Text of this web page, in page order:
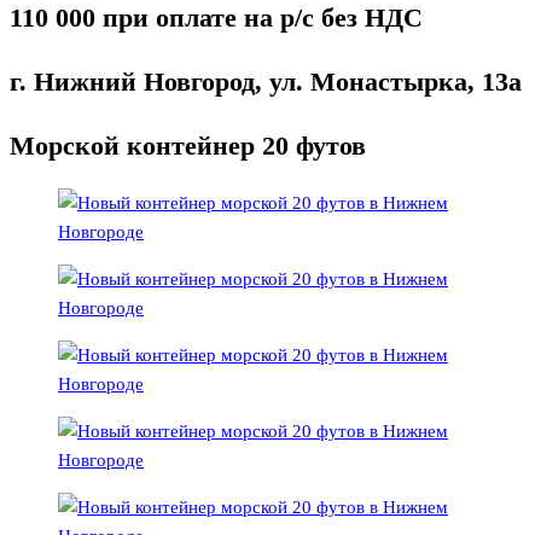
110 000 при оплате на р/с без НДС
г. Нижний Новгород, ул. Монастырка, 13а
Морской контейнер 20 футов